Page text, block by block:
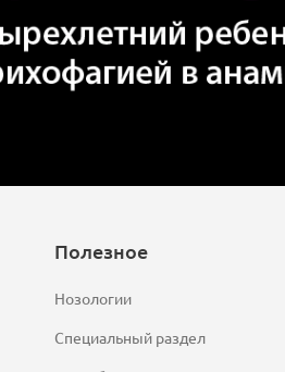
Полезное
Нозологии
Специальный раздел